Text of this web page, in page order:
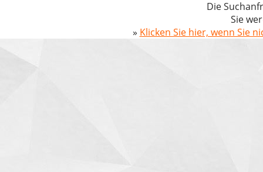
Die
Sie
» Klicken Sie hier, wenn Sie